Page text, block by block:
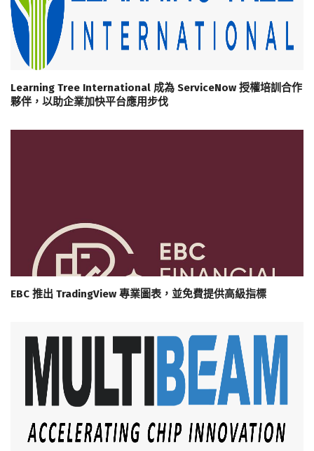
Learning Tree International 成為 ServiceNow 授權培訓合作
夥伴，以助企業加快平台應用步伐
EBC 推出 TradingView 專業圖表，並免費提供高級指標